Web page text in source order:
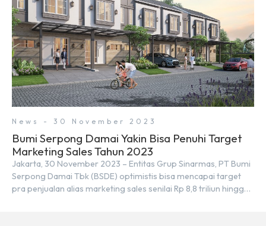
News - 30 November 2023
Bumi Serpong Damai Yakin Bisa Penuhi Target
Marketing Sales Tahun 2023
Jakarta, 30 November 2023 – Entitas Grup Sinarmas, PT Bumi
Serpong Damai Tbk (BSDE) optimistis bisa mencapai target
pra penjualan alias marketing sales senilai Rp 8,8 triliun hingga